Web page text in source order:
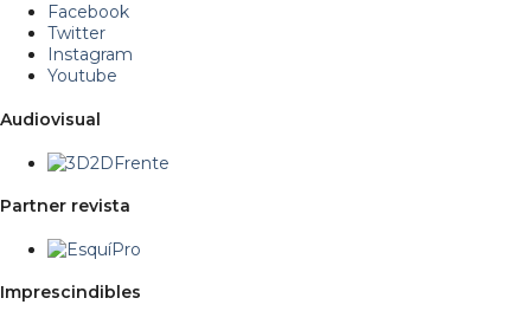
Facebook
Twitter
Instagram
Youtube
Audiovisual
Partner revista
Imprescindibles